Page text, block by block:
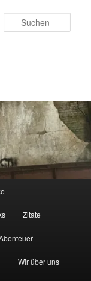
Zitate
Wir über uns